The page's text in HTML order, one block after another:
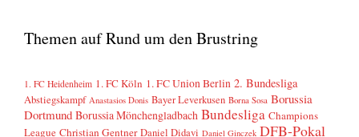
Themen auf Rund um den Brustring
1. FC Heidenheim 1. FC Köln 1. FC Union Berlin 2. Bundesliga
Abstiegskampf Anastasios Donis Bayer Leverkusen Borna Sosa Borussia
Dortmund Borussia Mönchengladbach Bundesliga Champions
League Christian Gentner Daniel Didavi Daniel Ginczek DFB-Pokal